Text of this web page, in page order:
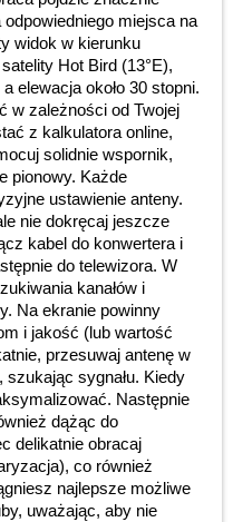
miejsca na
widok w kierunku
Hot Bird (13°E),
elewacja około 30 stopni.
w zależności od Twojej
z kalkulatora online,
solidnie wspornik,
pionowy. Każde
ustawienie anteny.
nie dokręcaj jeszcze
kabel do konwertera i
do telewizora. W
kanałów i
Na ekranie powinny
i jakość (lub wartość
przesuwaj antenę w
sygnału. Kiedy
Następnie
dążąc do
delikatnie obracaj
co również
najlepsze możliwe
uważając, aby nie